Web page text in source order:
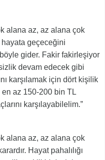
alana az, az alana çok
hayata geçeceğini
gider. Fakir fakirleşiyor
devam edecek gibi
karşılamak için dört kişilik
en az 150-200 bin TL
karşılayabilelim.”
alana az, az alana çok
Hayat pahalılığı